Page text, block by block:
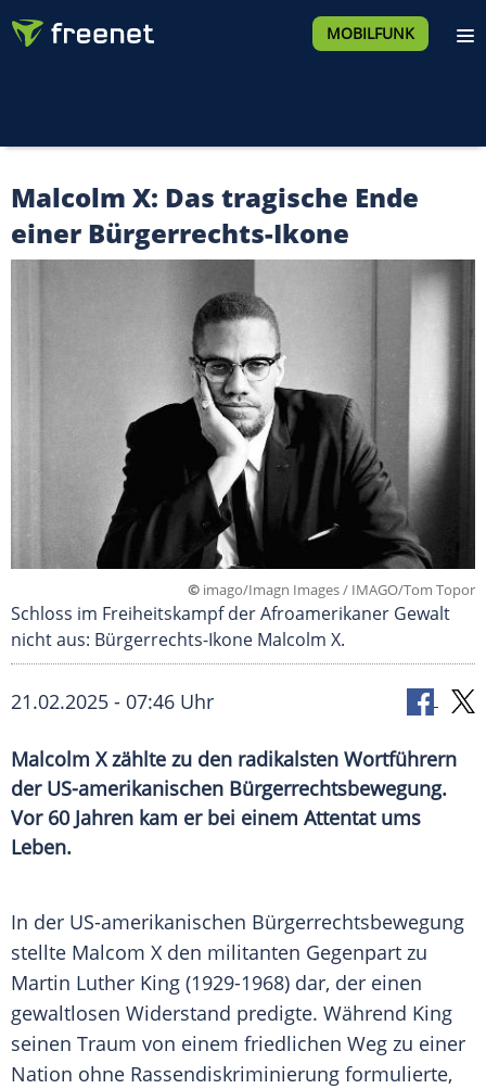
MOBILFUNK
Malcolm X: Das tragische Ende
einer Bürgerrechts-Ikone
© imago/Imagn Images / IMAGO/Tom Topor
Schloss im Freiheitskampf der Afroamerikaner Gewalt
nicht aus: Bürgerrechts-Ikone Malcolm X.
21.02.2025 - 07:46 Uhr
Malcolm X zählte zu den radikalsten Wortführern
der US-amerikanischen Bürgerrechtsbewegung.
Vor 60 Jahren kam er bei einem Attentat ums
Leben.
In der US-amerikanischen Bürgerrechtsbewegung
stellte Malcom X den militanten Gegenpart zu
Martin Luther King (1929-1968) dar, der einen
gewaltlosen Widerstand predigte. Während King
seinen Traum von einem friedlichen Weg zu einer
Nation ohne Rassendiskriminierung formulierte,